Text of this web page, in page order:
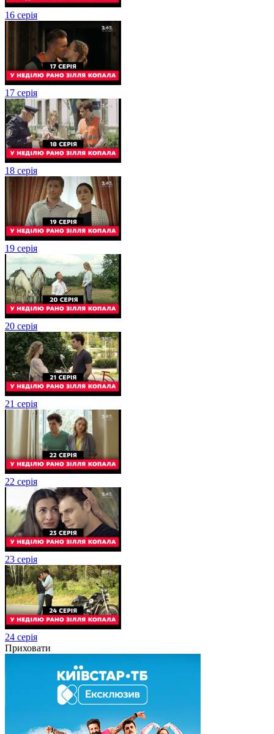
16 серія
17 серія
18 серія
19 серія
20 серія
21 серія
22 серія
23 серія
24 серія
Приховати